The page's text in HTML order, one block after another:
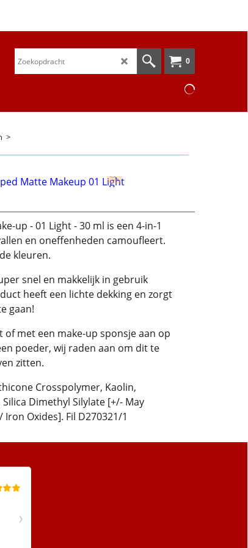
0
>
up - 01 Light - 30 ml is een 4-in-1
en oneffenheden camoufleert.
kleuren.
snel en makkelijk in gebruik
heeft een lichte dekking en zorgt
gaan!
met een make-up sponsje aan op
poeder, wij raden aan om dit te
zitten.
Crosspolymer, Kaolin,
Dimethyl Silylate [+/- May
Iron Oxides]. Fil D270321/1